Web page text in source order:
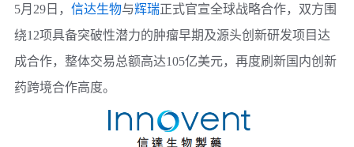
5月29日， 信达生物与辉瑞正式官宣全球战略合作，双方围
绕12项具备突破性潜力的肿瘤早期及源头创新研发项目达
成合作，整体交易总额高达105亿美元，再度刷新国内创新
药跨境合作高度。